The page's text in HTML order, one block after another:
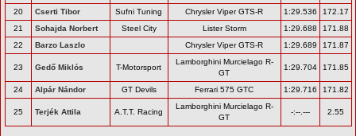
20 Cserti Tibor Sufni Tuning Chrysler Viper GTS-R 1:29.536
172.17
21
Sohajda Norbert Steel City Lister Storm 1:29.688
171.88
22
Barzo Laszlo Chrysler Viper GTS-R 1:29.689 171.87
23 Gedő Miklós T-Motorsport
Lamborghini Murcielago R-
GT
1:29.704 171.85
24 Alpár Nándor GT Devils Ferrari 575 GTC 1:29.716 171.82
25 Terjék Attila A.T.T. Racing
Lamborghini Murcielago R-
GT
-:--.--- 2.55